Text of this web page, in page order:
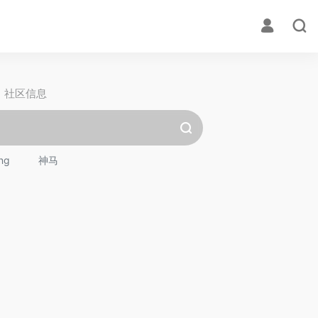
社区信息
神马